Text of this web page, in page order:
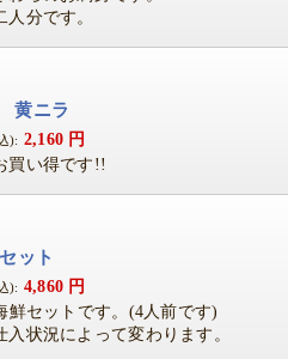
分です。
黄ニラ
): 2,160 円
買い得です!!
ット
): 4,860 円
鮮セットです。(4人前です)
状況によって変わります。